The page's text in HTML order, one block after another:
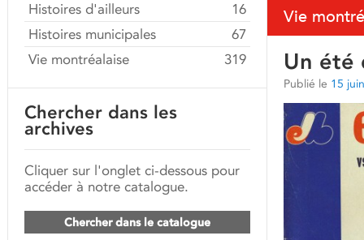
Vie
Un été
Publié le 15
Histoires d'ailleurs
16
Histoires municipales
67
Vie montréalaise
319
Chercher dans les
archives
Cliquer sur l'onglet ci-dessous pour
accéder à notre catalogue.
Chercher dans le catalogue